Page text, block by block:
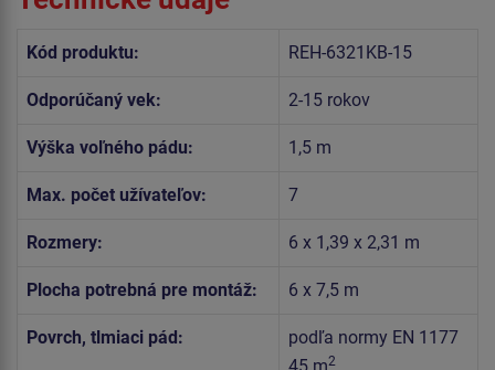
Kód produktu: REH-6321KB-15
Odporúčaný vek: 2-15 rokov
Výška voľného pádu: 1,5 m
Max. počet užívateľov: 7
Rozmery: 6 x 1,39 x 2,31 m
Plocha potrebná pre montáž: 6 x 7,5 m
Povrch, tlmiaci pád:
podľa normy EN 1177
45 m2